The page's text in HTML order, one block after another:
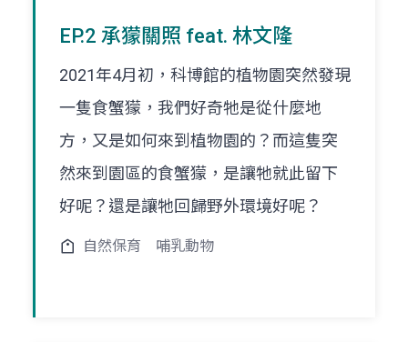
EP.2 承獴關照 feat. 林文隆
2021年4月初，科博館的植物園突然發現
一隻食蟹獴，我們好奇牠是從什麼地
方，又是如何來到植物園的？而這隻突
然來到園區的食蟹獴，是讓牠就此留下
好呢？還是讓牠回歸野外環境好呢？
自然保育 哺乳動物